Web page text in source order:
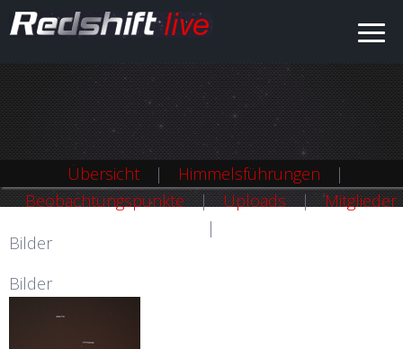
Übersicht
Himmelsführungen
Beobachtungspunkte
Uploads
Mitglieder
Bilder
Bilder